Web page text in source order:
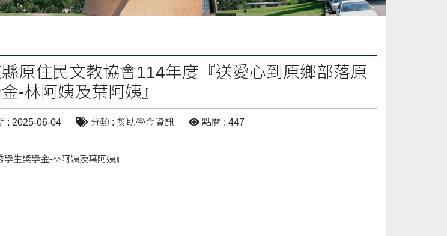
縣原住民文教協會114年度『送愛心到原鄉部落原
-林阿姨及葉阿姨』
: 2025-06-04 分類 : 獎助學金資訊 點閱 : 447
生獎學金-林阿姨及葉阿姨』